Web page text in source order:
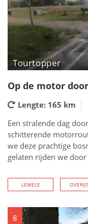
Tourtopper
Op de motor
Lengte: 165 km
Een stralende dag
schitterende
we deze prachtige
gelaten rijden we door
LEMELE
8